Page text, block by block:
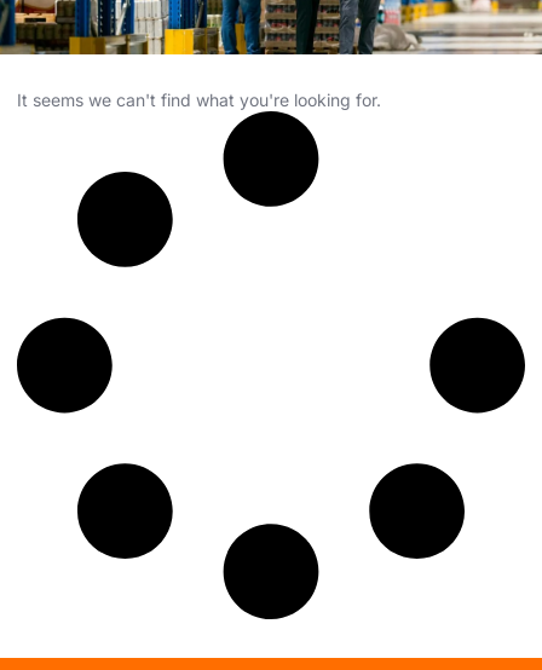
It seems we can't find what you're looking for.